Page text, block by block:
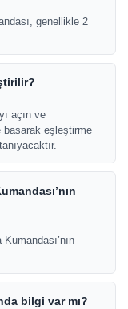
genellikle 2
açın ve
basarak eşleştirme
bilgi var mı?